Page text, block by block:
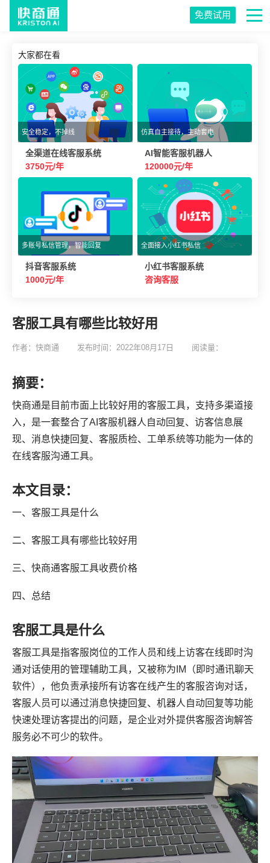
免费试用
大家都在看
安全稳定，不掉线
全渠道在线客服系统
3750元/年
仿真自主接待，主动套电
AI智能客服机器人
120000元/年
多账号私信管理，智能回复
抖音客服系统
1000元/年
全面接入小红书私信
小红书客服系统
咨询客服
客服工具有哪些比较好用
作者：快商通 发布时间：2022年08月17日 阅读量：
摘要：
快商通是目前市面上比较好用的客服工具，支持多渠道接
入，是一套整合了AI客服机器人自动回复、访客信息展
现、消息快捷回复、客服质检、工单系统等功能为一体的
在线客服沟通工具。
本文目录：
一、客服工具是什么
二、客服工具有哪些比较好用
三、快商通客服工具收费价格
四、总结
客服工具是什么
客服工具是指客服岗位的工作人员和线上访客在线即时沟
通对话使用的管理辅助工具，又被称为IM（即时通讯聊天
软件），他负责承接所有访客在线产生的客服咨询对话，
客服人员可以通过消息快捷回复、机器人自动回复等功能
快速处理访客提出的问题，是企业对外提供客服咨询解答
服务必不可少的软件。